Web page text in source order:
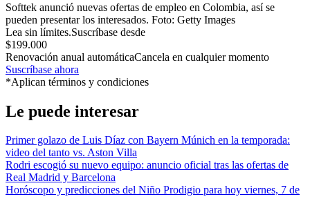
Softtek anunció nuevas ofertas de empleo en Colombia, así se
pueden presentar los interesados. Foto: Getty Images
Lea sin límites.Suscríbase desde
$199.000
Renovación anual automáticaCancela en cualquier momento
Suscríbase ahora
*Aplican términos y condiciones
Le puede interesar
Primer golazo de Luis Díaz con Bayern Múnich en la temporada:
video del tanto vs. Aston Villa
Rodri escogió su nuevo equipo: anuncio oficial tras las ofertas de
Real Madrid y Barcelona
Horóscopo y predicciones del Niño Prodigio para hoy viernes, 7 de